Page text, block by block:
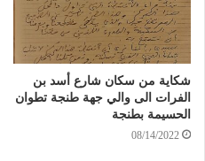
شكاية من سكان شارع أسد بن
الفرات الى والي جهة طنجة تطوان
الحسيمة بطنجة
08/14/2022